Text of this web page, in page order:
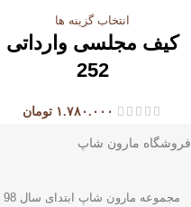
انتخاب گزینه ها
کیف مجلسی وارداتی
252
۱.۷۸۰.۰۰۰ تومان
فروشگاه مارون شاپ